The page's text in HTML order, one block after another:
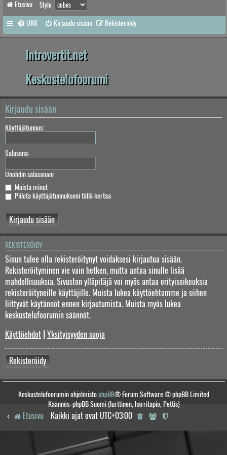
Etusivu Style:
UKK Kirjaudu sisään Rekisteröidy
Introvertit.net
Keskustelufoorumi
Kirjaudu sisään
Käyttäjätunnus:
Salasana:
Unohdin salasanani
Muista minut
Piilota käyttäjätunnukseni tällä kertaa
REKISTERÖIDY
Sinun tulee olla rekisteröitynyt voidaksesi kirjautua sisään.
Rekisteröityminen vie vain hetken, mutta antaa sinulle lisää
mahdollisuuksia. Sivuston ylläpitäjä voi myös antaa erityisoikeuksia
rekisteröityneille käyttäjille. Muista lukea käyttöehtomme ja siihen
liittyvät käytännöt ennen kirjautumista. Muista myös lukea
keskustelufoorumin säännöt.
Käyttöehdot Yksityisyyden suoja
Rekisteröidy
Keskustelufoorumin ohjelmistophpBB® Forum Software © phpBB Limited
Käännös: phpBB Suomi (lurttinen, harritapio, Pettis)
Etusivu Kaikki ajat ovat UTC+03:00